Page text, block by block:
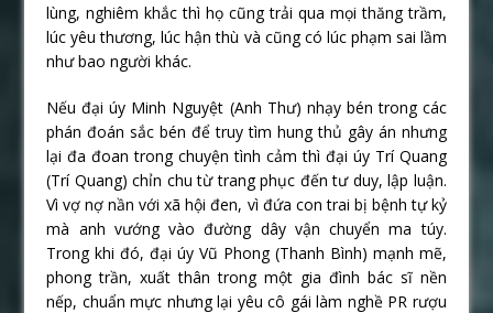
lùng, nghiêm khắc thì họ cũng trải qua mọi thăng trầm,
lúc yêu thương, lúc hận thù và cũng có lúc phạm sai lầm
như bao người khác.
Nếu đại úy Minh Nguyệt (Anh Thư) nhạy bén trong các
phán đoán sắc bén để truy tìm hung thủ gây án nhưng
lại đa đoan trong chuyện tình cảm thì đại úy Trí Quang
(Trí Quang) chỉn chu từ trang phục đến tư duy, lập luận.
Vì vợ nợ nần với xã hội đen, vì đứa con trai bị bệnh tự kỷ
mà anh vướng vào đường dây vận chuyển ma túy.
Trong khi đó, đại úy Vũ Phong (Thanh Bình) mạnh mẽ,
phong trần, xuất thân trong một gia đình bác sĩ nền
nếp, chuẩn mực nhưng lại yêu cô gái làm nghề PR rượu